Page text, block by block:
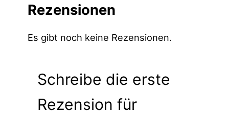
Rezensionen
Es gibt noch keine Rezensionen.
Schreibe die erste
Rezension für